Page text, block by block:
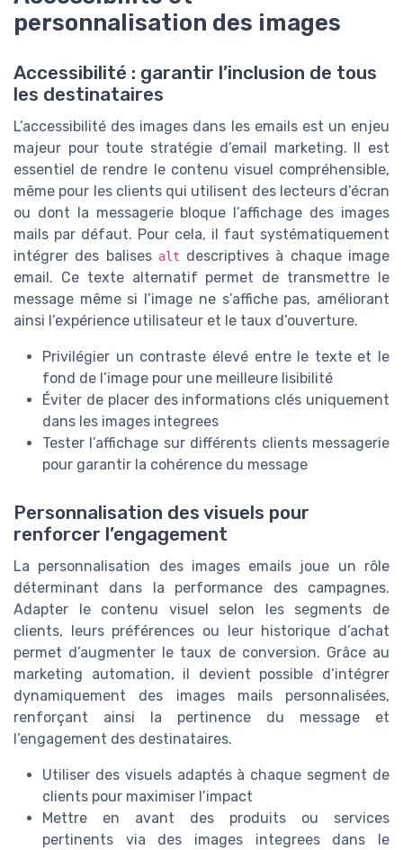
personnalisation des images
Accessibilité : garantir l’inclusion de tous
les destinataires
L’accessibilité des images dans les emails est un enjeu
majeur pour toute stratégie d’email marketing. Il est
essentiel de rendre le contenu visuel compréhensible,
même pour les clients qui utilisent des lecteurs d’écran
ou dont la messagerie bloque l’affichage des images
mails par défaut. Pour cela, il faut systématiquement
intégrer des balises alt descriptives à chaque image
email. Ce texte alternatif permet de transmettre le
message même si l’image ne s’affiche pas, améliorant
ainsi l’expérience utilisateur et le taux d’ouverture.
Privilégier un contraste élevé entre le texte et le
fond de l’image pour une meilleure lisibilité
Éviter de placer des informations clés uniquement
dans les images integrees
Tester l’affichage sur différents clients messagerie
pour garantir la cohérence du message
Personnalisation des visuels pour
renforcer l’engagement
La personnalisation des images emails joue un rôle
déterminant dans la performance des campagnes.
Adapter le contenu visuel selon les segments de
clients, leurs préférences ou leur historique d’achat
permet d’augmenter le taux de conversion. Grâce au
marketing automation, il devient possible d’intégrer
dynamiquement des images mails personnalisées,
renforçant ainsi la pertinence du message et
l’engagement des destinataires.
Utiliser des visuels adaptés à chaque segment de
clients pour maximiser l’impact
Mettre en avant des produits ou services
pertinents via des images integrees dans le
TOP 10 des
solutions IA pour
l'experience client
CXO at WORK ! — 2026
Téléchargez gratuitement le livre
blanc
➔ Télécharger
En remplissant ce formulaire, j’accepte d’être
contacté(e) à des fins commerciales par CXO at WORK ! et